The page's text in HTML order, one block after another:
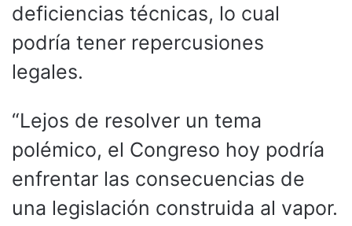
deficiencias técnicas, lo cual
podría tener repercusiones
legales.
“Lejos de resolver un tema
polémico, el Congreso hoy podría
enfrentar las consecuencias de
una legislación construida al vapor.